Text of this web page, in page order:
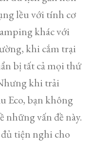
lều với tính cơ
khác với
khi cắm trại
bị tất cả mọi thứ
khi trải
Eco, bạn không
những vấn đề này.
đủ tiện nghi cho